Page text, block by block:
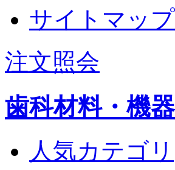
サイトマップ
注文照会
歯科材料・機器
人気カテゴリ